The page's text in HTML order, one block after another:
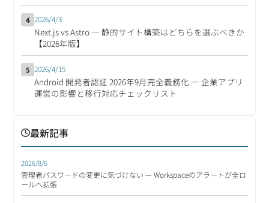
4 2026/4/3
Next.js vs Astro ― 静的サイト構築はどちらを選ぶべきか
【2026年版】
5 2026/4/15
Android 開発者認証 2026年9月完全義務化 ― 企業アプリ
運営の影響と移行対応チェックリスト
最新記事
2026/8/6
管理者パスワードの変更に気づけない — Workspaceのアラートが全ロ
ールへ拡張